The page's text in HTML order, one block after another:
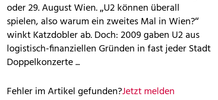
oder 29. August Wien. „U2 können überall
spielen, also warum ein zweites Mal in Wien?“
winkt Katzdobler ab. Doch: 2009 gaben U2 aus
logistisch-finanziellen Gründen in fast jeder Stadt
Doppelkonzerte ...
Fehler im Artikel gefunden?Jetzt melden